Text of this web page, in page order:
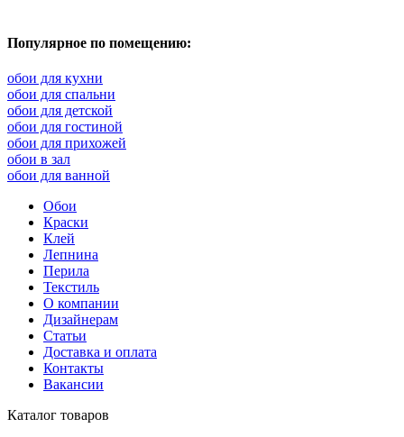
Популярное по помещению:
обои для кухни
обои для спальни
обои для детской
обои для гостиной
обои для прихожей
обои в зал
обои для ванной
Обои
Краски
Клей
Лепнина
Перила
Текстиль
О компании
Дизайнерам
Статьи
Доставка и оплата
Контакты
Вакансии
Каталог товаров